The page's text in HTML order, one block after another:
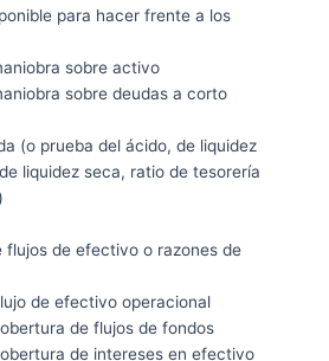
para hacer frente a los
sobre activo
sobre deudas a corto
(o prueba del ácido, de liquidez
liquidez seca, ratio de tesorería
flujos de efectivo o razones de
de efectivo operacional
de flujos de fondos
de intereses en efectivo